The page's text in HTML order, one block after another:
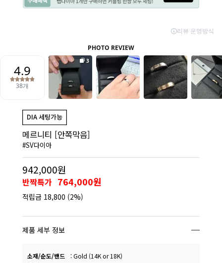
메르니티 [안쪽막음]
#SV다이아
942,000원
반짝특가 764,000원
적립금 18,800 (2%)
제품 세부 정보
소재/순도/밴드
:Gold (14K or 18K)